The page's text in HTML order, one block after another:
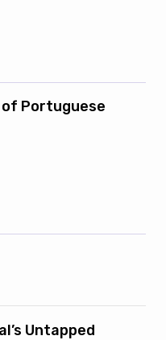
Portuguese
Untapped